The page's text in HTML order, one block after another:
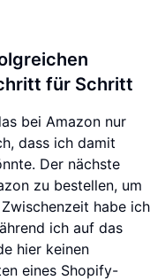
für Schritt
bei Amazon nur
dass ich damit
Der nächste
zu bestellen, um
habe ich
ich auf das
hier keinen
eines Shopify-